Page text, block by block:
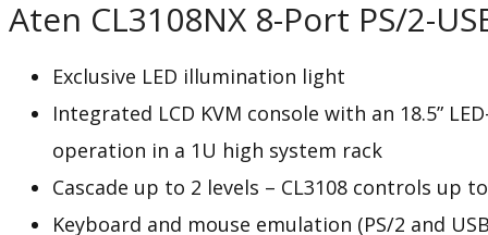
Aten CL3108NX 8-Port PS/2-
Exclusive LED illumination light
Integrated LCD KVM console with an 18.5”
operation in a 1U high system rack
Cascade up to 2 levels – CL3108 controls up
Keyboard and mouse emulation (PS/2 and